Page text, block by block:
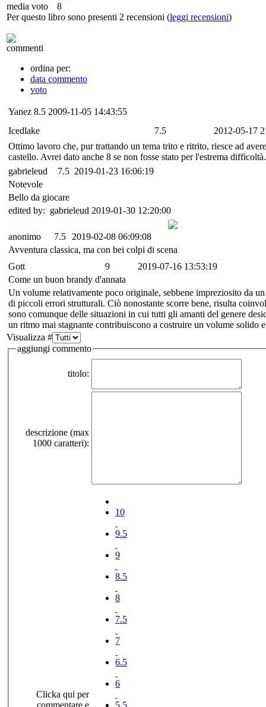
media voto
8
Per questo libro sono presenti 2 recensioni (leggi recensioni)
commenti
ordina per:
data commento
voto
Yanez 8.5 2009-11-05 14:43:55
Icedlake
7.5
2012-05-17
Ottimo lavoro che, pur trattando un tema trito e ritrito, riesce ad
castello. Avrei dato anche 8 se non fosse stato per l'estrema
gabrieleud
7.5 2019-01-23 16:06:19
Notevole
Bello da giocare
edited by: gabrieleud 2019-01-30 12:20:00
anonimo 7.5
2019-02-08 06:09:08
Avventura classica, ma con bei colpi di scena
Gott
9
2019-07-16 13:53:19
Come un buon brandy d'annata
Un volume relativamente poco originale, sebbene impreziosito da
di piccoli errori strutturali. Ciò nonostante scorre bene, risulta
sono comunque delle situazioni in cui tutti gli amanti del genere
un ritmo mai stagnante contribuiscono a costruire un volume solido
Visualizza #
aggiungi commento
titolo:
descrizione (max
1000 caratteri):
Clicka qui per
10
9.5
9
8.5
8
7.5
7
6.5
6